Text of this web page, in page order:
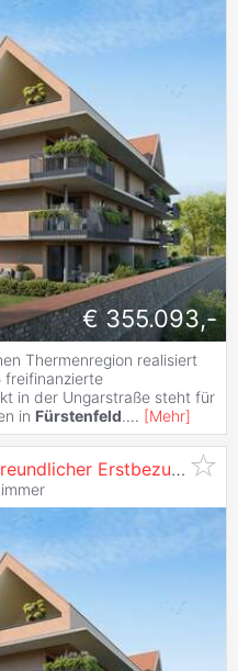
€ 355.093,-
Thermenregion realisiert
freifinanzierte
in der Ungarstraße steht für
in Fürstenfeld.... [Mehr]
PROVISIONSFREI - Familienfreundlicher Erstbezug: 4-Zimmer-Wohnung mit großer Terrasse und Gartenfläche - Eigentum - 4 Zimmer